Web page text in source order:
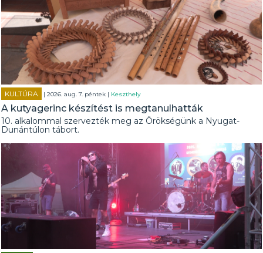
KULTÚRA | 2026. aug. 7. péntek | Keszthely
A kutyagerinc készítést is megtanulhatták
10. alkalommal szervezték meg az Örökségünk a Nyugat-
Dunántúlon tábort.